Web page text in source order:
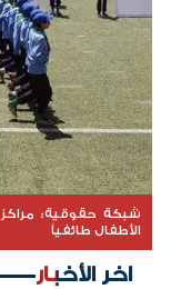
شبكة حقوقية:
الأطفال طائفياً
اخر الأخبار